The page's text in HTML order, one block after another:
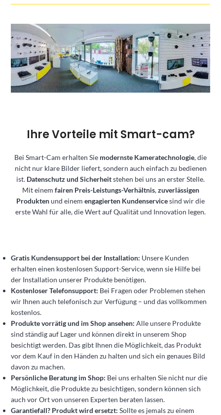
Ihre Vorteile mit Smart-cam?
Bei Smart-Cam erhalten Sie modernste Kameratechnologie, die
nicht nur klare Bilder liefert, sondern auch einfach zu bedienen
ist. Datenschutz und Sicherheitstehen bei uns an erster Stelle.
Mit einem fairen Preis-Leistungs-Verhältnis,zuverlässigen
Produktenund einem engagierten Kundenservicesind wir die
erste Wahl für alle, die Wert auf Qualität und Innovation legen.
Gratis Kundensupport bei der Installation: Unsere Kunden
erhalten einen kostenlosen Support-Service, wenn sie Hilfe bei
der Installation unserer Produkte benötigen.
Kostenloser Telefonsupport: Bei Fragen oder Problemen stehen
wir Ihnen auch telefonisch zur Verfügung – und das vollkommen
kostenlos.
Produkte vorrätig und im Shop ansehen: Alle unsere Produkte
sind ständig auf Lager und können direkt in unserem Shop
besichtigt werden. Das gibt Ihnen die Möglichkeit, das Produkt
vor dem Kauf in den Händen zu halten und sich ein genaues Bild
davon zu machen.
Persönliche Beratung im Shop: Bei uns erhalten Sie nicht nur die
Möglichkeit, die Produkte zu besichtigen, sondern können sich
auch vor Ort von unseren Experten beraten lassen.
Garantiefall? Produkt wird ersetzt: Sollte es jemals zu einem